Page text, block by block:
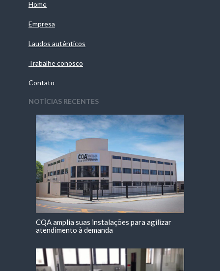
Home
Empresa
Laudos autênticos
Trabalhe conosco
Contato
NOTÍCIAS RECENTES
CQA amplia suas instalações para agilizar
atendimento à demanda